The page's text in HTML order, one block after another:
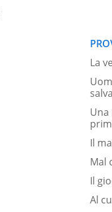
La
Il
Mal
Il
Al